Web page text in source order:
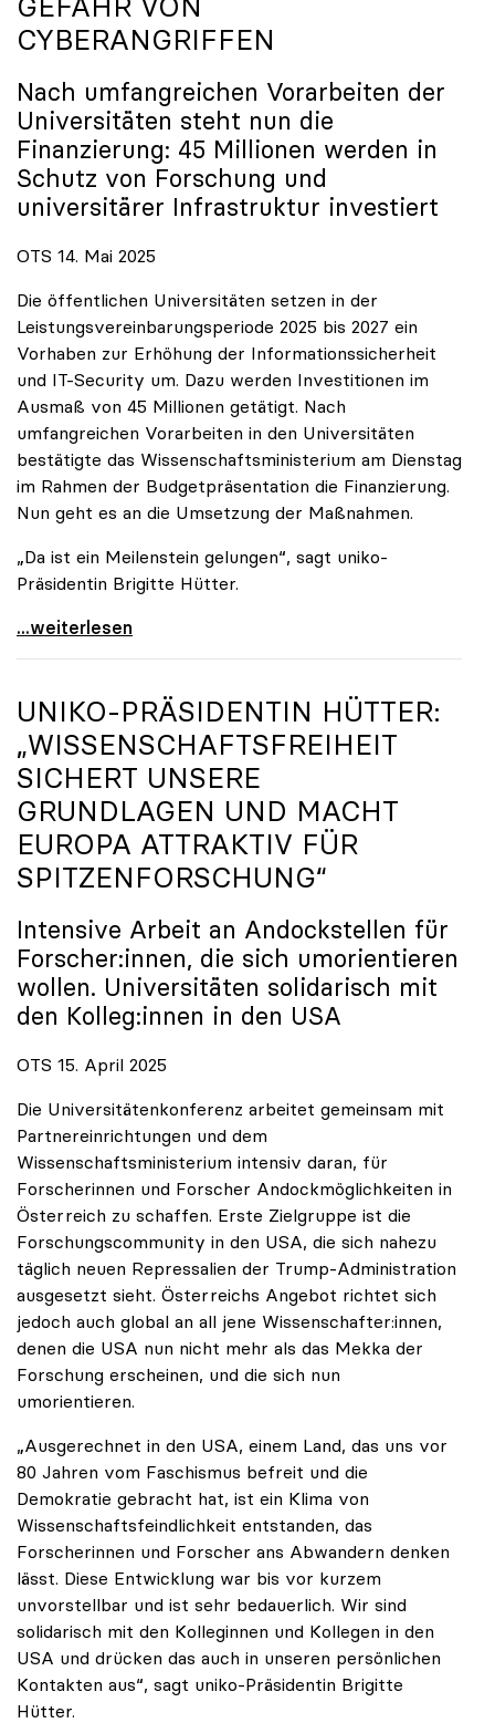
CYBERANGRIFFEN
Nach umfangreichen Vorarbeiten der
Universitäten steht nun die
Finanzierung: 45 Millionen werden in
Schutz von Forschung und
universitärer Infrastruktur investiert
OTS 14. Mai 2025
Die öffentlichen Universitäten setzen in der
Leistungsvereinbarungsperiode 2025 bis 2027 ein
Vorhaben zur Erhöhung der Informationssicherheit
und IT-Security um. Dazu werden Investitionen im
Ausmaß von 45 Millionen getätigt. Nach
umfangreichen Vorarbeiten in den Universitäten
bestätigte das Wissenschaftsministerium am Dienstag
im Rahmen der Budgetpräsentation die Finanzierung.
Nun geht es an die Umsetzung der Maßnahmen.
„Da ist ein Meilenstein gelungen“, sagt uniko-
Präsidentin Brigitte Hütter.
Universitäten wappnen sich gegen zunehmende Gefahr
...weiterlesen
UNIKO-PRÄSIDENTIN HÜTTER:
„WISSENSCHAFTSFREIHEIT
SICHERT UNSERE
GRUNDLAGEN UND MACHT
EUROPA ATTRAKTIV FÜR
SPITZENFORSCHUNG“
Intensive Arbeit an Andockstellen für
Forscher:innen, die sich umorientieren
wollen. Universitäten solidarisch mit
den Kolleg:innen in den USA
OTS 15. April 2025
Die Universitätenkonferenz arbeitet gemeinsam mit
Partnereinrichtungen und dem
Wissenschaftsministerium intensiv daran, für
Forscherinnen und Forscher Andockmöglichkeiten in
Österreich zu schaffen. Erste Zielgruppe ist die
Forschungscommunity in den USA, die sich nahezu
täglich neuen Repressalien der Trump-Administration
ausgesetzt sieht. Österreichs Angebot richtet sich
jedoch auch global an all jene Wissenschafter:innen,
denen die USA nun nicht mehr als das Mekka der
Forschung erscheinen, und die sich nun
umorientieren.
„Ausgerechnet in den USA, einem Land, das uns vor
80 Jahren vom Faschismus befreit und die
Demokratie gebracht hat, ist ein Klima von
Wissenschaftsfeindlichkeit entstanden, das
Forscherinnen und Forscher ans Abwandern denken
lässt. Diese Entwicklung war bis vor kurzem
unvorstellbar und ist sehr bedauerlich. Wir sind
solidarisch mit den Kolleginnen und Kollegen in den
USA und drücken das auch in unseren persönlichen
Kontakten aus“, sagt uniko-Präsidentin Brigitte
Hütter.